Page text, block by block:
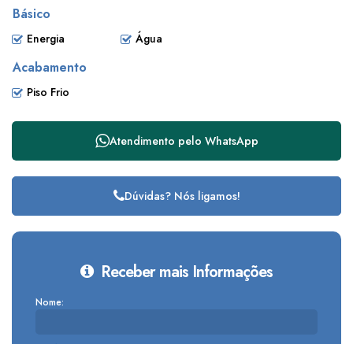
Básico
Energia Água
Acabamento
Piso Frio
Atendimento pelo WhatsApp
Dúvidas? Nós ligamos!
Receber mais Informações
Nome: